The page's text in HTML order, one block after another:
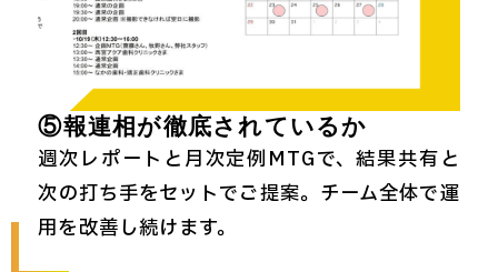
⑤報連相が徹底されているか
週次レポートと月次定例MTGで、結果共有と
次の打ち手をセットでご提案。チーム全体で運
用を改善し続けます。